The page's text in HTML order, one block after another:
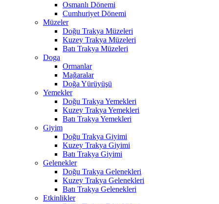
Osmanlı Dönemi
Cumhuriyet Dönemi
Müzeler
Doğu Trakya Müzeleri
Kuzey Trakya Müzeleri
Batı Trakya Müzeleri
Doga
Ormanlar
Mağaralar
Doğa Yürüyüşü
Yemekler
Doğu Trakya Yemekleri
Kuzey Trakya Yemekleri
Batı Trakya Yemekleri
Giyim
Doğu Trakya Giyimi
Kuzey Trakya Giyimi
Batı Trakya Giyimi
Gelenekler
Doğu Trakya Gelenekleri
Kuzey Trakya Gelenekleri
Batı Trakya Gelenekleri
Etkinlikler